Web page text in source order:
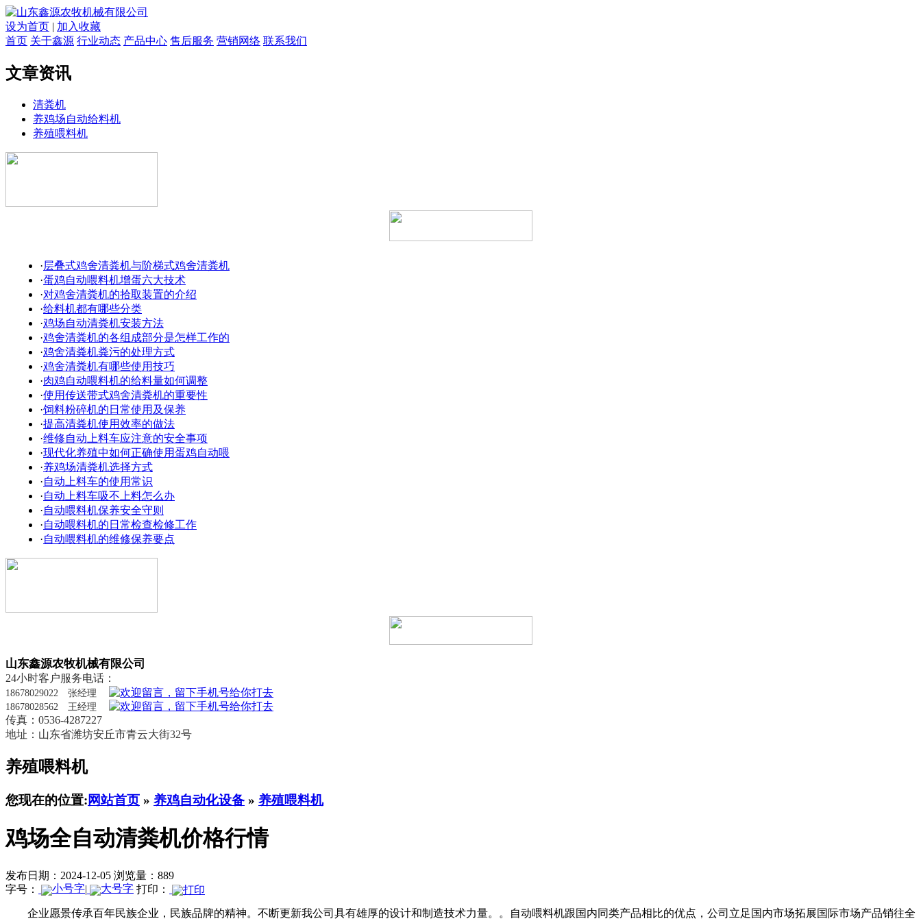
设为首页 | 加入收藏
首页 关于鑫源 行业动态 产品中心 售后服务 营销网络 联系我们
文章资讯
清粪机
养鸡场自动给料机
养殖喂料机
·层叠式鸡舍清粪机与阶梯式鸡舍清粪机
·蛋鸡自动喂料机增蛋六大技术
·对鸡舍清粪机的拾取装置的介绍
·给料机都有哪些分类
·鸡场自动清粪机安装方法
·鸡舍清粪机的各组成部分是怎样工作的
·鸡舍清粪机粪污的处理方式
·鸡舍清粪机有哪些使用技巧
·肉鸡自动喂料机的给料量如何调整
·使用传送带式鸡舍清粪机的重要性
·饲料粉碎机的日常使用及保养
·提高清粪机使用效率的做法
·维修自动上料车应注意的安全事项
·现代化养殖中如何正确使用蛋鸡自动喂
·养鸡场清粪机选择方式
·自动上料车的使用常识
·自动上料车吸不上料怎么办
·自动喂料机保养安全守则
·自动喂料机的日常检查检修工作
·自动喂料机的维修保养要点
山东鑫源农牧机械有限公司
24小时客户服务电话：
18678029022 张经理
18678028562 王经理
传真：0536-4287227
地址：山东省潍坊安丘市青云大街32号
养殖喂料机
您现在的位置:网站首页 » 养鸡自动化设备 » 养殖喂料机
鸡场全自动清粪机价格行情
发布日期：2024-12-05 浏览量：889
字号：
| 打印：
企业愿景传承百年民族企业，民族品牌的精神。不断更新我公司具有雄厚的设计和制造技术力量。。自动喂料机跟国内同类产品相比的优点，公司立足国内市场拓展国际市场产品销往全